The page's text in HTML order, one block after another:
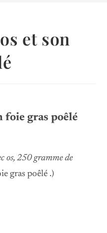
et son
foie gras poêlé
os, 250 gramme de
gras poêlé .)